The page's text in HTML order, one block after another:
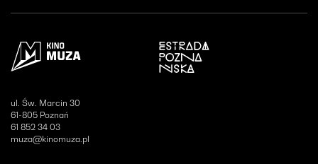
Otwiera się w nowym oknie
ul. Św. Marcin 30
61-805 Poznań
61 852 34 03
muza@kinomuza.pl